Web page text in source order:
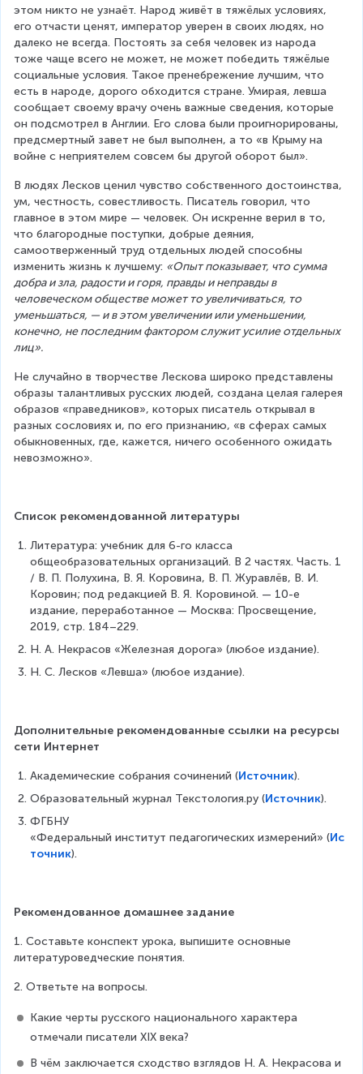
этом никто не узнаёт. Народ живёт в тяжёлых условиях,
его отчасти ценят, император уверен в своих людях, но
далеко не всегда. Постоять за себя человек из народа
тоже чаще всего не может, не может победить тяжёлые
социальные условия. Такое пренебрежение лучшим, что
есть в народе, дорого обходится стране. Умирая, левша
сообщает своему врачу очень важные сведения, которые
он подсмотрел в Англии. Его слова были проигнорированы,
предсмертный завет не был выполнен, а то «в Крыму на
войне с неприятелем совсем бы другой оборот был».
В людях Лесков ценил чувство собственного достоинства,
ум, честность, совестливость. Писатель говорил, что
главное в этом мире — человек. Он искренне верил в то,
что благородные поступки, добрые деяния,
самоотверженный труд отдельных людей способны
изменить жизнь к лучшему: «Опыт показывает, что сумма
добра и зла, радости и горя, правды и неправды в
человеческом обществе может то увеличиваться, то
уменьшаться, — и в этом увеличении или уменьшении,
конечно, не последним фактором служит усилие отдельных
лиц».
Не случайно в творчестве Лескова широко представлены
образы талантливых русских людей, создана целая галерея
образов «праведников», которых писатель открывал в
разных сословиях и, по его признанию, «в сферах самых
обыкновенных, где, кажется, ничего особенного ожидать
невозможно».
Список рекомендованной литературы
Литература: учебник для 6-го класса
общеобразовательных организаций. В 2 частях. Часть. 1
/ В. П. Полухина, В. Я. Коровина, В. П. Журавлёв, В. И.
Коровин; под редакцией В. Я. Коровиной. — 10-е
издание, переработанное — Москва: Просвещение,
2019, стр. 184–229.
Н. А. Некрасов «Железная дорога» (любое издание).
Н. С. Лесков «Левша» (любое издание).
Дополнительные рекомендованные ссылки на ресурсы
сети Интернет
Академические собрания сочинений (Источник).
Oбpaзoвaтeльный жypнaл Teкcтoлoгия.py (Источник).
ФГБНУ
«Федеральный институт педагогических измерений» (Ис
точник).
Рекомендованное домашнее задание
1. Составьте конспект урока, выпишите основные
литературоведческие понятия.
2. Ответьте на вопросы.
Какие черты русского национального характера
отмечали писатели XIX века?
В чём заключается сходство взглядов Н. А. Некрасова и